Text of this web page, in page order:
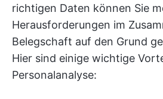
richtigen Daten können Sie
Herausforderungen im
Belegschaft auf den Grund
Hier sind einige wichtige
Personalanalyse: